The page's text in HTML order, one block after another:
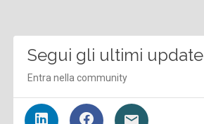
Segui gli ultimi update
Entra nella community